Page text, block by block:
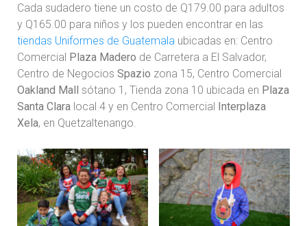
Cada sudadero tiene un costo de Q179.00 para adultos
y Q165.00 para niños y los pueden encontrar en las
tiendas Uniformes de Guatemala ubicadas en: Centro
Comercial Plaza Madero de Carretera a El Salvador,
Centro de Negocios Spazio zona 15, Centro Comercial
Oakland Mall sótano 1, Tienda zona 10 ubicada en Plaza
Santa Clara local 4 y en Centro Comercial Interplaza
Xela, en Quetzaltenango.